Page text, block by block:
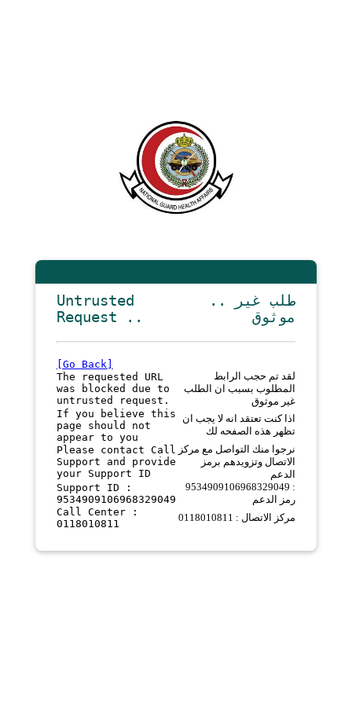
Untrusted
Request ..
.. طلب غير
موثوق
[Go Back]
The requested URL
was blocked due to
untrusted request.
لقد تم حجب الرابط
المطلوب بسبب ان الطلب
غير موثوق
If you believe this
page should not
appear to you
اذا كنت تعتقد انه لا يجب ان
تظهر هذه الصفحه لك
Please contact Call
Support and provide
your Support ID
نرجوا منك التواصل مع مركز
الاتصال وتزويدهم برمز
الدعم
Support ID :
9534909106968329049
9534909106968329049 :
رمز الدعم
Call Center :
0118010811
مركز الاتصال : 0118010811